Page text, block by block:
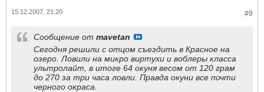
#9
15.12.2007, 21:20
Сообщение от mavetan
Сегодня решили с отцом съездить в Красное на
озеро. Ловили на микро виртухи и воблеры класса
ультролайт, в итоге 64 окуня весом от 120 грам
до 270 за три часа ловли. Правда окуни все почти
черного окраса.